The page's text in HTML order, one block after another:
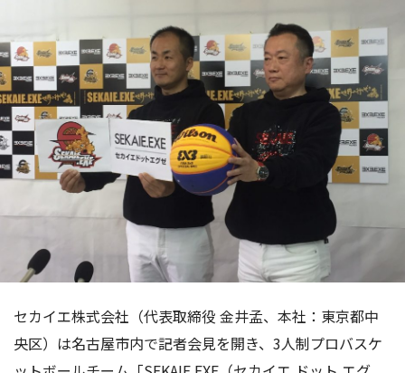
セカイエ株式会社（代表取締役 金井孟、本社：東京都中
央区）は名古屋市内で記者会見を開き、3人制プロバスケ